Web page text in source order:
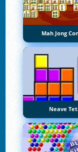
Mah Jong
Neave